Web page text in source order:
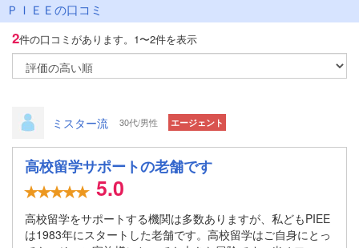
ＰＩＥＥの口コミ
2件の口コミがあります。 1〜2件を表示
ミスター流 30代/男性 エージェント
高校留学サポートの老舗です
5.0
高校留学をサポートする機関は多数ありますが、私どもPIEE
は1983年にスタートした老舗です。高校留学はご自身にとっ